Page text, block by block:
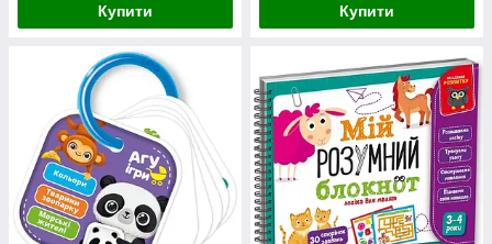
Купити Купити